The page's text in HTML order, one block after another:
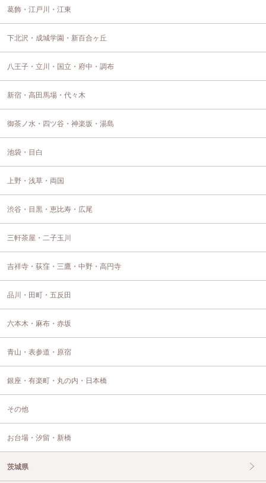
葛飾・江戸川・江東
下北沢・成城学園・新百合ヶ丘
八王子・立川・国立・府中・調布
新宿・高田馬場・代々木
御茶ノ水・四ツ谷・神楽坂・湯島
池袋・目白
上野・浅草・両国
渋谷・目黒・恵比寿・広尾
三軒茶屋・二子玉川
吉祥寺・荻窪・三鷹・中野・高円寺
品川・田町・五反田
六本木・麻布・赤坂
青山・表参道・原宿
銀座・有楽町・丸の内・日本橋
その他
お台場・汐留・新橋
茨城県